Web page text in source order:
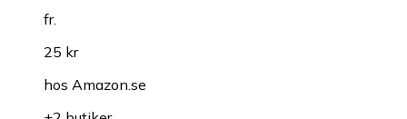
fr.
25 kr
hos Amazon.se